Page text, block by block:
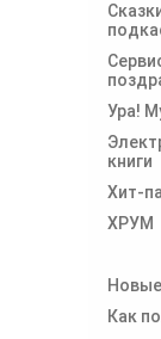
Ура!
книги
Хит-
ХРУМ
Как